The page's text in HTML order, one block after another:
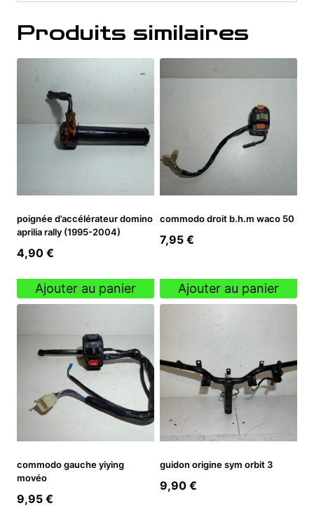
Produits similaires
poignée d’accélérateur domino
aprilia rally (1995-2004)
4,90 €
Ajouter au panier
commodo droit b.h.m waco 50
7,95 €
Ajouter au panier
commodo gauche yiying
movéo
9,95 €
guidon origine sym orbit 3
9,90 €